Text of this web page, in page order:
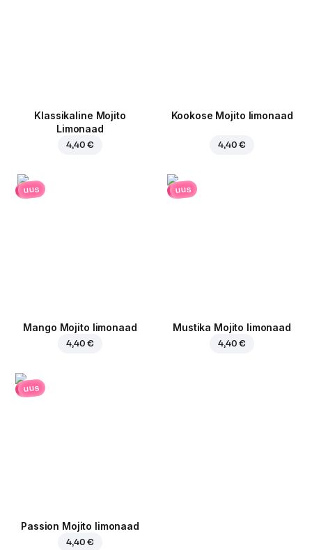
Klassikaline Mojito
Limonaad
4,40 €
Kookose Mojito limonaad
4,40 €
uus
Mango Mojito limonaad
4,40 €
uus
Mustika Mojito limonaad
4,40 €
uus
Passion Mojito limonaad
4,40 €